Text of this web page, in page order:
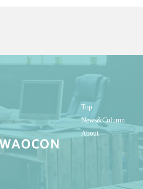
Top
News&Column
About